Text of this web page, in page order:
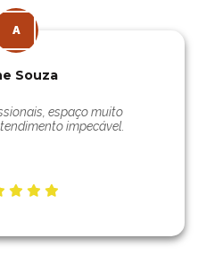
Souza
espaço muito
impecável.